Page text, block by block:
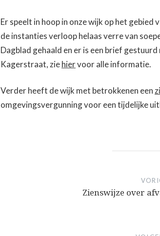
Er speelt in hoop in onze wijk op het
de instanties verloop helaas verre van
Dagblad gehaald en er is een brief
Kagerstraat, ziehiervoor alle informatie.
Verder heeft de wijk met betrokkenen een
omgevingsvergunning voor een tijdelijke
Zienswijze over